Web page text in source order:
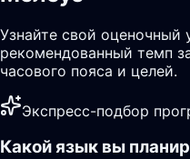
Узнайте свой оценочный
рекомендованный темп
часового пояса и целей.
Экспресс-подбор
Какой язык вы